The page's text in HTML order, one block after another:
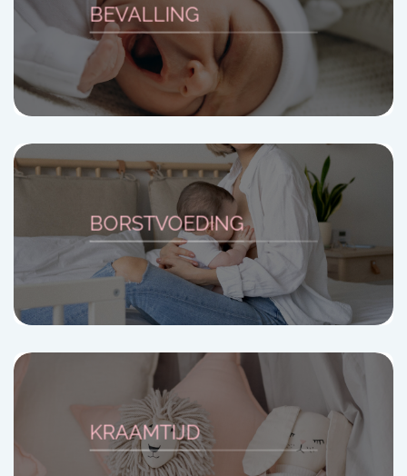
BEVALLING
BORSTVOEDING
KRAAMTIJD